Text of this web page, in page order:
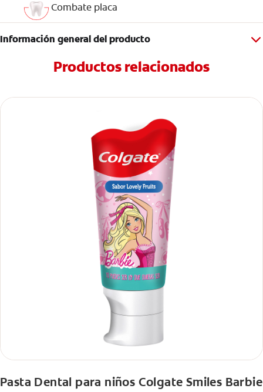
Combate placa
Información general del producto
Productos relacionados
Pasta Dental para niños Colgate Smiles Barbie